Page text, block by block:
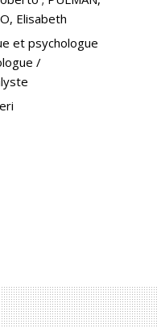
Elisabeth
et psychologue
/